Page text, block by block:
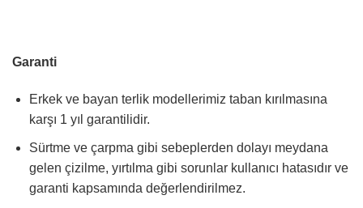
Garanti
Erkek ve bayan terlik modellerimiz taban kırılmasına
karşı 1 yıl garantilidir.
Sürtme ve çarpma gibi sebeplerden dolayı meydana
gelen çizilme, yırtılma gibi sorunlar kullanıcı hatasıdır ve
garanti kapsamında değerlendirilmez.